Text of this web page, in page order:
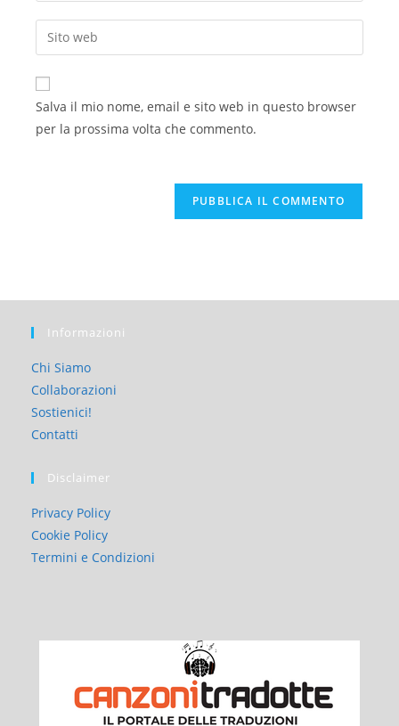
Salva il mio nome, email e sito web in questo browser
per la prossima volta che commento.
Informazioni
Chi Siamo
Collaborazioni
Sostienici!
Contatti
Disclaimer
Privacy Policy
Cookie Policy
Termini e Condizioni